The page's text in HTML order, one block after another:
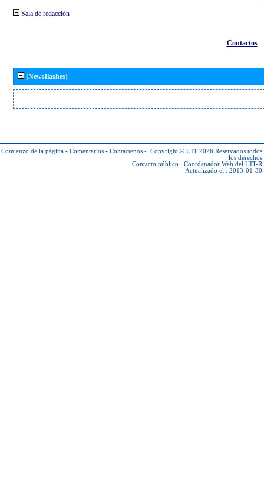
Sala de redacción
Contactos
[Newsflashes]
Comienzo de la página - Comentarios - Contáctenos - Copyright © UIT 2026 Reservados todos
los derechos
Contacto público : Coordenador Web del UIT-R
Actualizado el : 2013-01-30